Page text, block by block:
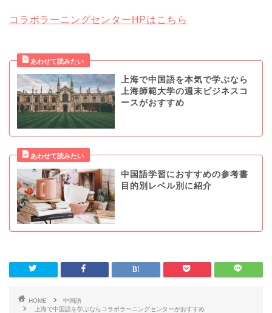
コラボラーニングセンターHPはこちら
上海で中国語を本気で学ぶなら
上海師範大学の週末ビジネスコ
ースがおすすめ
中国語学習におすすめの参考書
目的別レベル別に紹介
HOME
中国語
上海で中国語を学ぶならコラボラーニングセンターがおすすめ